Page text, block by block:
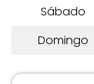
Sábado
Domingo